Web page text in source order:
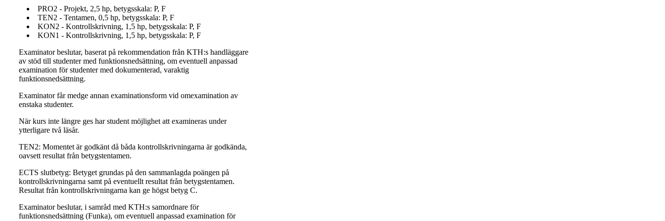
PRO2 - Projekt, 2,5 hp, betygsskala: P, F
TEN2 - Tentamen, 0,5 hp, betygsskala: P, F
KON2 - Kontrollskrivning, 1,5 hp, betygsskala: P, F
KON1 - Kontrollskrivning, 1,5 hp, betygsskala: P, F
Examinator beslutar, baserat på rekommendation från KTH:s handläggare
av stöd till studenter med funktionsnedsättning, om eventuell anpassad
examination för studenter med dokumenterad, varaktig
funktionsnedsättning.
Examinator får medge annan examinationsform vid omexamination av
enstaka studenter.
När kurs inte längre ges har student möjlighet att examineras under
ytterligare två läsår.
TEN2: Momentet är godkänt då båda kontrollskrivningarna är godkända,
oavsett resultat från betygstentamen.
ECTS slutbetyg: Betyget grundas på den sammanlagda poängen på
kontrollskrivningarna samt på eventuellt resultat från betygstentamen.
Resultat från kontrollskrivningarna kan ge högst betyg C.
Examinator beslutar, i samråd med KTH:s samordnare för
funktionsnedsättning (Funka), om eventuell anpassad examination för